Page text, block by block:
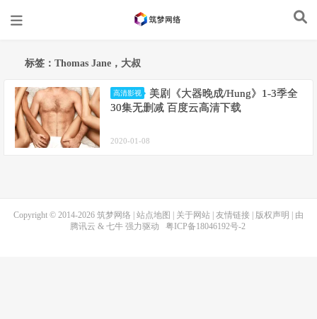
标签：Thomas Jane，大叔
高清影视
美剧《大器晚成/Hung》1-3季全
30集无删减 百度云高清下载
2020-01-08
Copyright © 2014-2026 筑梦网络 站点地图 关于网站 友情链接 版权声明
| 由
腾讯云 & 七牛强力驱动 粤ICP备18046192号-2